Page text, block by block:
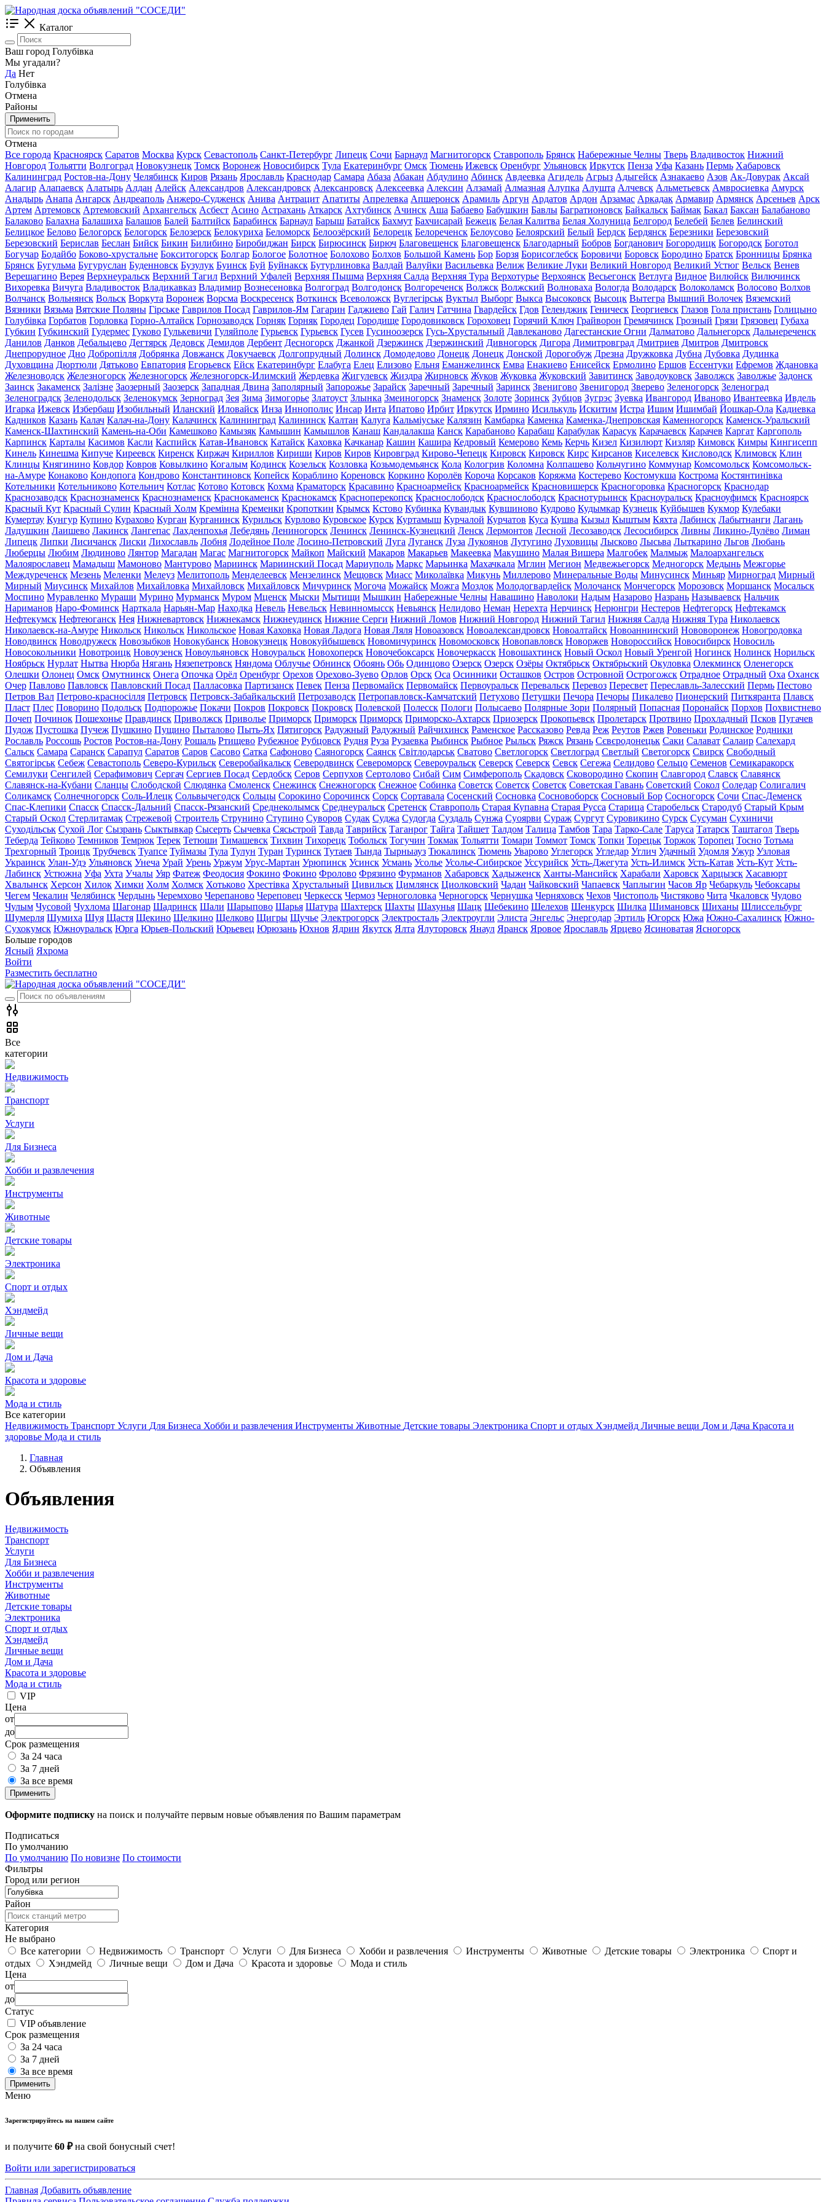
Каталог
Ваш город Голубівка
Мы угадали?
Да Нет
Голубівка
Отмена
Районы
Применить
Отмена
Все города Красноярск Саратов Москва Курск Севастополь Санкт-Петербург Липецк Сочи Барнаул Магнитогорск Ставрополь Брянск Набережные Челны Тверь Владивосток Нижний
Новгород Тольятти Волгоград Новокузнецк Томск Воронеж Новосибирск Тула Екатеринбург Омск Тюмень Ижевск Оренбург Ульяновск Иркутск Пенза Уфа Казань Пермь Хабаровск
Калининград Ростов-на-Дону Челябинск Киров Рязань Ярославль Краснодар Самара Абаза Абакан Абдулино Абинск Авдеевка Агидель Агрыз Адыгейск Азнакаево Азов Ак-Довурак Аксай
Алагир Алапаевск Алатырь Алдан Алейск Александров Александровск Алексанровск Алексеевка Алексин Алзамай Алмазная Алупка Алушта Алчевск Альметьевск Амвросиевка Амурск
Анадырь Анапа Ангарск Андреаполь Анжеро-Судженск Анива Антрацит Апатиты Апрелевка Апшеронск Арамиль Аргун Ардатов Ардон Арзамас Аркадак Армавир Армянск Арсеньев Арск
Артем Артемовск Артемовский Архангельск Асбест Асино Астрахань Аткарск Ахтубинск Ачинск Аша Бабаево Бабушкин Бавлы Багратионовск Байкальск Баймак Бакал Баксан Балабаново
Балаково Балахна Балашиха Балашов Балей Балтийск Барабинск Барнаул Барыш Батайск Бахмут Бахчисарай Бежецк Белая Калитва Белая Холуница Белгород Белебей Белев Белинский
Белицкое Белово Белогорск Белогорск Белозерск Белокуриха Беломорск Белоозёрский Белорецк Белореченск Белоусово Белоярский Белый Бердск Бердянск Березники Березовский
Березовский Берислав Беслан Бийск Бикин Билибино Биробиджан Бирск Бирюсинск Бирюч Благовещенск Благовещенск Благодарный Бобров Богданович Богородицк Богородск Боготол
Богучар Бодайбо Боково-хрустальне Бокситогорск Болгар Бологое Болотное Болохово Болхов Большой Камень Бор Борзя Борисоглебск Боровичи Боровск Бородино Братск Бронницы Брянка
Брянск Бугульма Бугуруслан Буденновск Бузулук Буинск Буй Буйнакск Бутурлиновка Валдай Валуйки Васильевка Велиж Великие Луки Великий Новгород Великий Устюг Вельск Венев
Верещагино Верея Верхнеуральск Верхний Тагил Верхний Уфалей Верхняя Пышма Верхняя Салда Верхняя Тура Верхотурье Верхоянск Весьегонск Ветлуга Видное Вилюйск Вилючинск
Вихоревка Вичуга Владивосток Владикавказ Владимир Вознесеновка Волгоград Волгодонск Волгореченск Волжск Волжский Волноваха Вологда Володарск Волоколамск Волосово Волхов
Волчанск Вольнянск Вольск Воркута Воронеж Ворсма Воскресенск Воткинск Всеволожск Вуглегірськ Вуктыл Выборг Выкса Высоковск Высоцк Вытегра Вышний Волочек Вяземский
Вязники Вязьма Вятские Поляны Гірське Гаврилов Посад Гаврилов-Ям Гагарин Гаджиево Гай Галич Гатчина Гвардейск Гдов Геленджик Геническ Георгиевск Глазов Гола пристань Голицыно
Голубівка Горбатов Горловка Горно-Алтайск Горнозаводск Горняк Горняк Городец Городище Городовиковск Гороховец Горячий Ключ Грайворон Гремячинск Грозный Грязи Грязовец Губаха
Губкин Губкинский Гудермес Гуково Гулькевичи Гуляйполе Гурьевск Гурьевск Гусев Гусиноозерск Гусь-Хрустальный Давлеканово Дагестанские Огни Далматово Дальнегорск Дальнереченск
Данилов Данков Дебальцево Дегтярск Дедовск Демидов Дербент Десногорск Джанкой Дзержинск Дзержинский Дивногорск Дигора Димитровград Дмитриев Дмитров Дмитровск
Днепрорудное Дно Добропілля Добрянка Довжанск Докучаевск Долгопрудный Долинск Домодедово Донецк Донецк Донской Дорогобуж Дрезна Дружковка Дубна Дубовка Дудинка
Духовщина Дюртюли Дятьково Евпатория Егорьевск Ейск Екатеринбург Елабуга Елец Елизово Ельня Еманжелинск Емва Енакиево Енисейск Ермолино Ершов Ессентуки Ефремов Ждановка
Железноводск Железногорск Железногорск Железногорск-Илимский Жердевка Жигулевск Жиздра Жирновск Жуков Жуковка Жуковский Завитинск Заводоуковск Заволжск Заволжье Задонск
Заинск Закаменск Залізне Заозерный Заозерск Западная Двина Заполярный Запорожье Зарайск Заречный Заречный Заринск Звенигово Звенигород Зверево Зеленогорск Зеленоград
Зеленоградск Зеленодольск Зеленокумск Зерноград Зея Зима Зимогорье Златоуст Злынка Змеиногорск Знаменск Золоте Зоринск Зубцов Зугрэс Зуевка Ивангород Иваново Ивантеевка Ивдель
Игарка Ижевск Избербаш Изобильный Иланский Иловайск Инза Иннополис Инсар Инта Ипатово Ирбит Иркутск Ирмино Исилькуль Искитим Истра Ишим Ишимбай Йошкар-Ола Кадиевка
Кадников Казань Калач Калач-на-Дону Калачинск Калининград Калининск Калтан Калуга Кальміуське Калязин Камбарка Каменка Каменка-Днепровская Каменногорск Каменск-Уральский
Каменск-Шахтинский Камень-на-Оби Камешково Камызяк Камышин Камышлов Канаш Кандалакша Канск Карабаново Карабаш Карабулак Карасук Карачаевск Карачев Каргат Каргополь
Карпинск Карталы Касимов Касли Каспийск Катав-Ивановск Катайск Каховка Качканар Кашин Кашира Кедровый Кемерово Кемь Керчь Кизел Кизилюрт Кизляр Кимовск Кимры Кингисепп
Кинель Кинешма Кипуче Киреевск Киренск Киржач Кириллов Кириши Киров Киров Кировград Кирово-Чепецк Кировск Кировск Кирс Кирсанов Киселевск Кисловодск Климовск Клин
Клинцы Княгинино Ковдор Ковров Ковылкино Когалым Кодинск Козельск Козловка Козьмодемьянск Кола Кологрив Коломна Колпашево Кольчугино Коммунар Комсомольск Комсомольск-
на-Амуре Конаково Кондопога Кондрово Константиновск Копейск Кораблино Кореновск Коркино Королёв Короча Корсаков Коряжма Костерево Костомукша Кострома Костянтинівка
Котельники Котельниково Котельнич Котлас Котово Котовск Кохма Краматорск Красавино Красноармейск Красноармейск Красновишерск Красногоровка Красногорск Краснодар
Краснозаводск Краснознаменск Краснознаменск Краснокаменск Краснокамск Красноперекопск Краснослободск Краснослободск Краснотурьинск Красноуральск Красноуфимск Красноярск
Красный Кут Красный Сулин Красный Холм Кремінна Кременки Кропоткин Крымск Кстово Кубинка Кувандык Кувшиново Кудрово Кудымкар Кузнецк Куйбышев Кукмор Кулебаки
Кумертау Кунгур Купино Курахово Курган Курганинск Курильск Курлово Куровское Курск Куртамыш Курчалой Курчатов Куса Кушва Кызыл Кыштым Кяхта Лабинск Лабытнанги Лагань
Ладушкин Лаишево Лакинск Лангепас Лахденпохья Лебедянь Лениногорск Ленинск Ленинск-Кузнецкий Ленск Лермонтов Лесной Лесозаводск Лесосибирск Ливны Ликино-Дулёво Лиман
Липецк Липки Лисичанск Лиски Лихославль Лобня Лодейное Поле Лосино-Петровский Луга Луганск Луза Лукоянов Лутугино Луховицы Лысково Лысьва Лыткарино Льгов Любань
Люберцы Любим Людиново Лянтор Магадан Магас Магнитогорск Майкоп Майский Макаров Макарьев Макеевка Макушино Малая Вишера Малгобек Малмыж Малоархангельск
Малоярославец Мамадыш Мамоново Мантурово Мариинск Мариинский Посад Мариуполь Маркс Марьинка Махачкала Мглин Мегион Медвежьегорск Медногорск Медынь Межгорье
Междуреченск Мезень Меленки Мелеуз Мелитополь Менделеевск Мензелинск Мещовск Миасс Миколаївка Микунь Миллерово Минеральные Воды Минусинск Миньяр Мирноград Мирный
Мирный Миусинск Михайлов Михайловка Михайловск Михайловск Мичуринск Могоча Можайск Можга Моздок Молодогвардейск Молочанск Мончегорск Морозовск Моршанск Мосальск
Моспино Муравленко Мураши Мурино Мурманск Муром Мценск Мыски Мытищи Мышкин Набережные Челны Навашино Наволоки Надым Назарово Назрань Называевск Нальчик
Нариманов Наро-Фоминск Нарткала Нарьян-Мар Находка Невель Невельск Невинномысск Невьянск Нелидово Неман Нерехта Нерчинск Нерюнгри Нестеров Нефтегорск Нефтекамск
Нефтекумск Нефтеюганск Нея Нижневартовск Нижнекамск Нижнеудинск Нижние Серги Нижний Ломов Нижний Новгород Нижний Тагил Нижняя Салда Нижняя Тура Николаевск
Николаевск-на-Амуре Никольск Никольск Никольское Новая Каховка Новая Ладога Новая Ляля Новоазовск Новоалександровск Новоалтайск Новоаннинский Нововоронеж Новогродовка
Новодвинск Новодружеск Новозыбков Новокубанск Новокузнецк Новокуйбышевск Новомичуринск Новомосковск Новопавловск Новоржев Новороссийск Новосибирск Новосиль
Новосокольники Новотроицк Новоузенск Новоульяновск Новоуральск Новохоперск Новочебоксарск Новочеркасск Новошахтинск Новый Оскол Новый Уренгой Ногинск Нолинск Норильск
Ноябрьск Нурлат Нытва Нюрба Нягань Нязепетровск Няндома Облучье Обнинск Обоянь Обь Одинцово Озерск Озерск Озёры Октябрьск Октябрьский Окуловка Олекминск Оленегорск
Олешки Олонец Омск Омутнинск Онега Опочка Орёл Оренбург Орехов Орехово-Зуево Орлов Орск Оса Осинники Осташков Остров Островной Острогожск Отрадное Отрадный Оха Оханск
Очер Павлово Павловск Павловский Посад Палласовка Партизанск Певек Пенза Первомайск Первомайск Первоуральск Перевальск Перевоз Пересвет Переславль-Залесский Пермь Пестово
Петров Вал Петрово-красносілля Петровск Петровск-Забайкальский Петрозаводск Петропавловск-Камчатский Петухово Петушки Печора Печоры Пикалево Пионерский Питкяранта Плавск
Пласт Плес Поворино Подольск Подпорожье Покачи Покров Покровск Покровск Полевской Полесск Пологи Полысаево Полярные Зори Полярный Попасная Поронайск Порхов Похвистнево
Почеп Починок Пошехонье Правдинск Приволжск Приволье Приморск Приморск Приморск Приморско-Ахтарск Приозерск Прокопьевск Пролетарск Протвино Прохладный Псков Пугачев
Пудож Пустошка Пучеж Пушкино Пущино Пыталово Пыть-Ях Пятигорск Радужный Радужный Райчихинск Раменское Рассказово Ревда Реж Реутов Ржев Ровеньки Родинское Родники
Рославль Россошь Ростов Ростов-на-Дону Рошаль Ртищево Рубежное Рубцовск Рудня Руза Рузаевка Рыбинск Рыбное Рыльск Ряжск Рязань Сєвєродонецьк Саки Салават Салаир Салехард
Сальск Самара Саранск Сарапул Саратов Саров Сасово Сатка Сафоново Саяногорск Саянск Світлодарськ Сватово Светлогорск Светлоград Светлый Светогорск Свирск Свободный
Святогірськ Себеж Севастополь Северо-Курильск Северобайкальск Северодвинск Североморск Североуральск Северск Северск Севск Сегежа Селидово Сельцо Семенов Семикаракорск
Семилуки Сенгилей Серафимович Сергач Сергиев Посад Сердобск Серов Серпухов Сертолово Сибай Сим Симферополь Скадовск Сковородино Скопин Славгород Славск Славянск
Славянск-на-Кубани Сланцы Слободской Слюдянка Смоленск Снежинск Снежногорск Снежное Собинка Советск Советск Советск Советская Гавань Советский Сокол Соледар Солигалич
Соликамск Солнечногорск Соль-Илецк Сольвычегодск Сольцы Сорокино Сорочинск Сорск Сортавала Сосенский Сосновка Сосновоборск Сосновый Бор Сосногорск Сочи Спас-Деменск
Спас-Клепики Спасск Спасск-Дальний Спасск-Рязанский Среднеколымск Среднеуральск Сретенск Ставрополь Старая Купавна Старая Русса Старица Старобельск Стародуб Старый Крым
Старый Оскол Стерлитамак Стрежевой Строитель Струнино Ступино Суворов Судак Суджа Судогда Суздаль Сунжа Суоярви Сураж Сургут Суровикино Сурск Сусуман Сухиничи
Суходільськ Сухой Лог Сызрань Сыктывкар Сысерть Сычевка Сясьстрой Тавда Таврийск Таганрог Тайга Тайшет Талдом Талица Тамбов Тара Тарко-Сале Таруса Татарск Таштагол Тверь
Теберда Тейково Темников Темрюк Терек Тетюши Тимашевск Тихвин Тихорецк Тобольск Тогучин Токмак Тольятти Томари Томмот Томск Топки Торецьк Торжок Торопец Тосно Тотьма
Трехгорный Троицк Трубчевск Туапсе Туймазы Тула Тулун Туран Туринск Тутаев Тында Тырныауз Тюкалинск Тюмень Уварово Углегорск Угледар Углич Удачный Удомля Ужур Узловая
Украинск Улан-Удэ Ульяновск Унеча Урай Урень Уржум Урус-Мартан Урюпинск Усинск Усмань Усолье Усолье-Сибирское Уссурийск Усть-Джегута Усть-Илимск Усть-Катав Усть-Кут Усть-
Лабинск Устюжна Уфа Ухта Учалы Уяр Фатеж Феодосия Фокино Фокино Фролово Фрязино Фурманов Хабаровск Хадыженск Ханты-Мансийск Харабали Харовск Харцызск Хасавюрт
Хвалынск Херсон Хилок Химки Холм Холмск Хотьково Хрестівка Хрустальный Цивильск Цимлянск Циолковский Чадан Чайковский Чапаевск Чаплыгин Часов Яр Чебаркуль Чебоксары
Чегем Чекалин Челябинск Чердынь Черемхово Черепаново Череповец Черкесск Чермоз Черноголовка Черногорск Чернушка Черняховск Чехов Чистополь Чистяково Чита Чкаловск Чудово
Чулым Чусовой Чухлома Шагонар Шадринск Шали Шарыпово Шарья Шатура Шахтерск Шахты Шахунья Шацк Шебекино Шелехов Шенкурск Шилка Шимановск Шиханы Шлиссельбург
Шумерля Шумиха Шуя Щастя Щекино Щелкино Щелково Щигры Щучье Электрогорск Электросталь Электроугли Элиста Энгельс Энергодар Эртиль Югорск Южа Южно-Сахалинск Южно-
Сухокумск Южноуральск Юрга Юрьев-Польский Юрьевец Юрюзань Юхнов Ядрин Якутск Ялта Ялуторовск Янаул Яранск Яровое Ярославль Ярцево Ясиноватая Ясногорск
Больше городов
Ясный Яхрома
Войти
Разместить бесплатно
Все
категории
Недвижимость
Транспорт
Услуги
Для Бизнеса
Хобби и развлечения
Инструменты
Животные
Детские товары
Электроника
Спорт и отдых
Хэндмейд
Личные вещи
Дом и Дача
Красота и здоровье
Мода и стиль
Все категории
Недвижимость Транспорт Услуги Для Бизнеса Хобби и развлечения Инструменты Животные Детские товары Электроника Спорт и отдых Хэндмейд Личные вещи Дом и Дача Красота и
здоровье Мода и стиль
Главная
Объявления
Объявления
Недвижимость
Транспорт
Услуги
Для Бизнеса
Хобби и развлечения
Инструменты
Животные
Детские товары
Электроника
Спорт и отдых
Хэндмейд
Личные вещи
Дом и Дача
Красота и здоровье
Мода и стиль
VIP
Цена
от
до
Срок размещения
За 24 часа
За 7 дней
За все время
Применить
Оформите подписку на поиск и получайте первым новые объявления по Вашим параметрам
Подписаться
По умолчанию
По умолчанию По новизне По стоимости
Фильтры
Город или регион
Район
Категория
Не выбрано
Все категории
Недвижимость Транспорт Услуги Для Бизнеса Хобби и развлечения Инструменты Животные Детские товары Электроника
Спорт и
отдых
Хэндмейд Личные вещи Дом и Дача Красота и здоровье
Мода и стиль
Цена
от
до
Статус
VIP объявление
Срок размещения
За 24 часа
За 7 дней
За все время
Применить
Меню
Зарегистрируйтесь на нашем сайте
и получите 60 ₽на свой бонусный счет!
Войти или зарегистрироваться
Главная Добавить объявление